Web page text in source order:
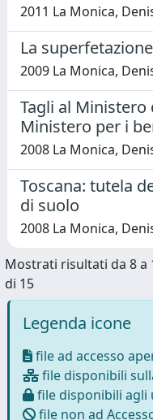
2011 La Monica,
La
2009 La Monica,
Tagli al
Ministero per i
2008 La Monica,
Toscana: tutela
di suolo
2008 La Monica,
Mostrati risultati da 8 a
di 15
Legenda icone
file ad accesso
file disponibili
file disponibili
file non ad